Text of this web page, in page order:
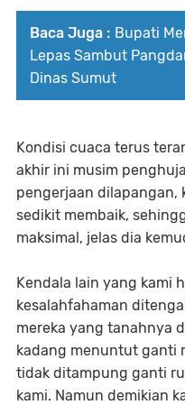
Baca Juga : Bupati
Lepas Sambut
Dinas Sumut
Kondisi cuaca terus
akhir ini musim
pengerjaan dilapangan,
sedikit membaik,
maksimal, jelas dia
Kendala lain yang kami
kesalahfahaman
mereka yang tanahnya
kadang menuntut ganti
tidak ditampung ganti
kami. Namun demikian